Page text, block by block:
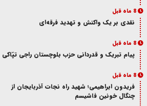
8 ماه قبل
نقدی بر یک واکنش و‌ تهدید فرقه‌ای
8 ماه قبل
پیام تبریک و قدردانی حزب بلوچستان راجی تپّاکی
8 ماه قبل
فریدون ابراهیمی؛ شهید راه نجات آذربایجان از
چنگال خونین فاشیسم